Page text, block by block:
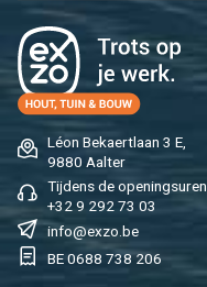
Léon Be­kaert­laan 3 E,
9880 Aal­ter
Tij­dens de ope­nings­uren
+32 9 292 73 03
info@​exzo.​be
BE 0688 738 206